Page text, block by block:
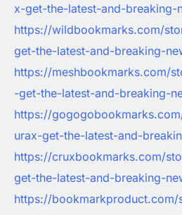
x-get-the-latest-and-breaking-
https://wildbookmarks.com/
get-the-latest-and-breaking-
https://meshbookmarks.com/
-get-the-latest-and-breaking-
https://
urax-get-the-latest-and-
https://cruxbookmarks.com/
get-the-latest-and-breaking-
https://bookmarkproduct.com/